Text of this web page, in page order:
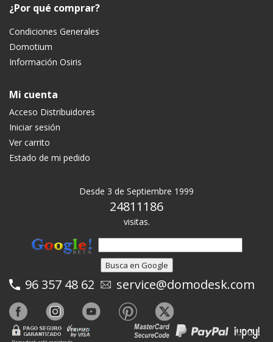
¿Por qué comprar?
Condiciones Generales
Domotium
Información Osiris
Mi cuenta
Acceso Distribuidores
Iniciar sesión
Ver carrito
Estado de mi pedido
Desde 3 de Septiembre 1999
24811186
visitas.
96 357 48 62 service@domodesk.com